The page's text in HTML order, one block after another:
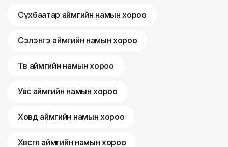
Сүхбаатар аймгийн намын хороо
Сэлэнгэ аймгийн намын хороо
Төв аймгийн намын хороо
Увс аймгийн намын хороо
Ховд аймгийн намын хороо
Хөвсгөл аймгийн намын хороо